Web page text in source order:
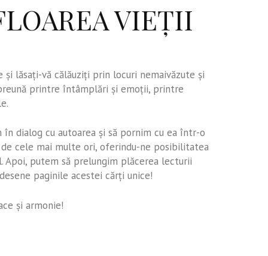
VIEȚII
lăsați-vă călăuziți prin locuri nemaivăzute și
printre întâmplări și emoții, printre
dialog cu autoarea și să pornim cu ea într-o
cele mai multe ori, oferindu-ne posibilitatea
Apoi, putem să prelungim plăcerea lecturii
paginile acestei cărți unice!
și armonie!